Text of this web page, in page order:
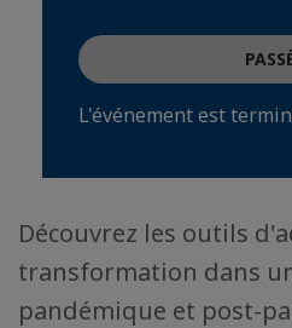
L'événement est
Découvrez les outils
transformation dans
pandémique et post-